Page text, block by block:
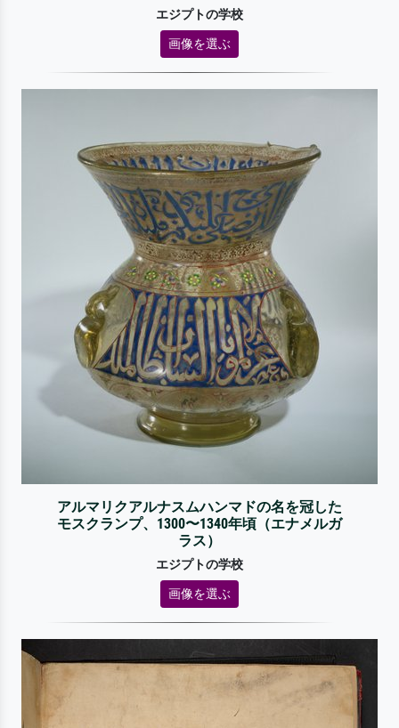
エジプトの学校
画像を選ぶ
アルマリクアルナスムハンマドの名を冠した
モスクランプ、1300〜1340年頃（エナメルガ
ラス）
エジプトの学校
画像を選ぶ